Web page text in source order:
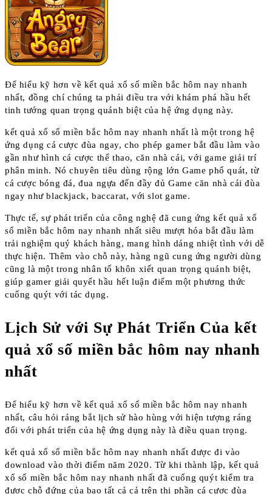
Để hiểu kỹ hơn về kết quả xổ số miền bắc hôm nay nhanh
nhất, đồng chí chúng ta phải điều tra với khám phá hầu hết
tinh tướng quan trọng quánh biệt của hệ ứng dụng này.
kết quả xổ số miền bắc hôm nay nhanh nhất là một trong hệ
ứng dụng cá cược đùa ngay, cho phép gamer bắt đầu làm vào
gần như hình cá cược thể thao, căn nhà cái, với game giải trí
phân minh. Nó chuyên tiêu dùng rộng lớn Game phổ quát, từ
cá cược bóng đá, đua ngựa đến đầy đủ Game căn nhà cái đùa
ngay như blackjack, baccarat, với slot game.
Thực tế, sự phát triển của công nghệ đã cung ứng kết quả xổ
số miền bắc hôm nay nhanh nhất siêu mượt hóa bắt đầu làm
trải nghiệm quý khách hàng, mang hình dáng nhiệt tình với dễ
thực hiện. Thêm vào chỗ này, hàng ngũ cung ứng người dùng
cũng là một trong nhân tố khôn xiết quan trọng quánh biệt,
giúp gamer giải quyết hầu hết luận điểm một phương thức
cuống quýt với tác dụng.
Lịch Sử với Sự Phát Triển Của kết
quả xổ số miền bắc hôm nay nhanh
nhất
Để hiểu kỹ hơn về kết quả xổ số miền bắc hôm nay nhanh
nhất, câu hỏi ráng bắt lịch sử hào hùng với hiện tượng ráng
đổi với phát triển của hệ ứng dụng này là điều quan trọng.
kết quả xổ số miền bắc hôm nay nhanh nhất được đi vào
download vào thời điểm năm 2020. Từ khi thành lập, kết quả
xổ số miền bắc hôm nay nhanh nhất đã cuống quýt kiểm tra
được chỗ đứng của bao tất cả cả trên thị phần cá cược đùa